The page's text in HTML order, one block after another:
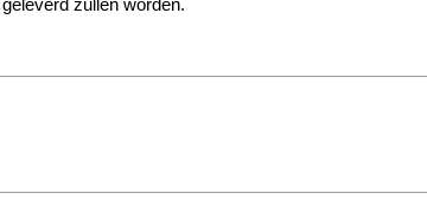
zullen worden.